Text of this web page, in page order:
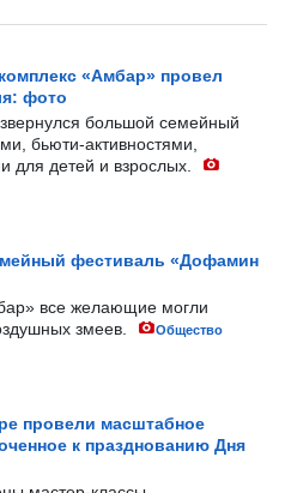
«Амбар» провел
фото
большой семейный
бьюти-активностями,
для детей и взрослых.
фестиваль «Дофамин
все желающие могли
змеев.
Общество
провели масштабное
к празднованию Дня